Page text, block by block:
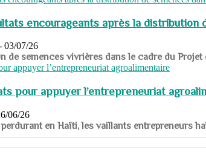
encourageants après la distribution
03/07/26
de semences vivrières dans le cadre du
pour appuyer l’entrepreneuriat
06/26
en Haïti, les vaillants entrepreneurs